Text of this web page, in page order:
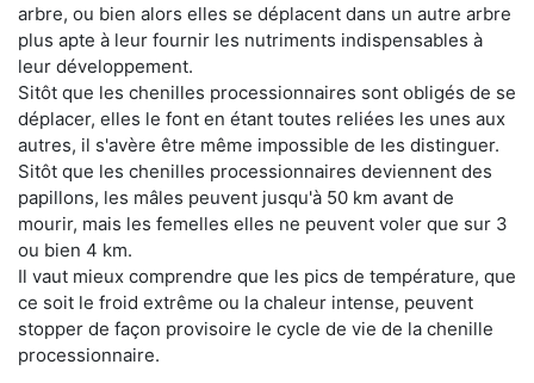
arbre, ou bien alors elles se déplacent dans un autre arbre
plus apte à leur fournir les nutriments indispensables à
leur développement.
Sitôt que les chenilles processionnaires sont obligés de se
déplacer, elles le font en étant toutes reliées les unes aux
autres, il s'avère être même impossible de les distinguer.
Sitôt que les chenilles processionnaires deviennent des
papillons, les mâles peuvent jusqu'à 50 km avant de
mourir, mais les femelles elles ne peuvent voler que sur 3
ou bien 4 km.
Il vaut mieux comprendre que les pics de température, que
ce soit le froid extrême ou la chaleur intense, peuvent
stopper de façon provisoire le cycle de vie de la chenille
processionnaire.